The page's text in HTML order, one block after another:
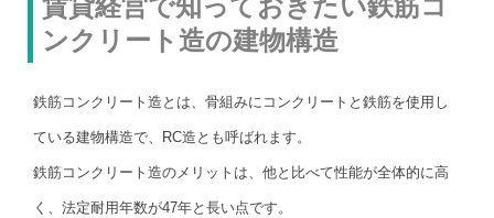
賃貸経営で知っておきたい鉄筋コ
ンクリート造の建物構造
鉄筋コンクリート造とは、骨組みにコンクリートと鉄筋を使用し
ている建物構造で、RC造とも呼ばれます。
鉄筋コンクリート造のメリットは、他と比べて性能が全体的に高
く、法定耐用年数が47年と長い点です。